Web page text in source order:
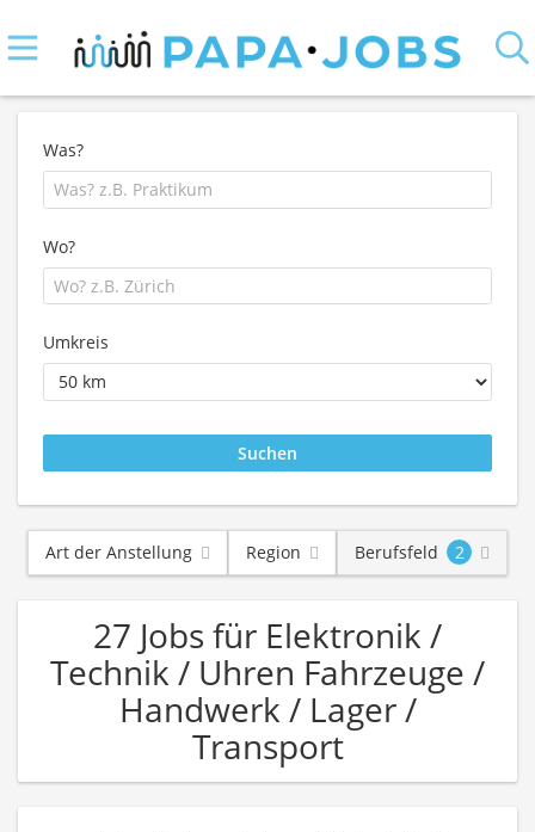
Was?
Wo?
Umkreis
Art der Anstellung Region Berufsfeld 2
27 Jobs für Elektronik /
Technik / Uhren Fahrzeuge /
Handwerk / Lager /
Transport